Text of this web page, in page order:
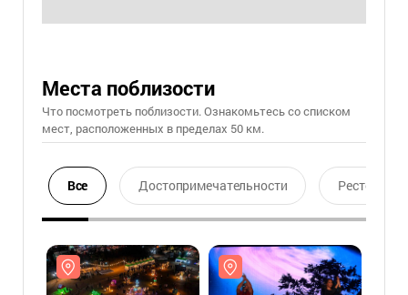
Места поблизости
Что посмотреть поблизости. Ознакомьтесь со списком
мест, расположенных в пределах 50 км.
Все Достопримечательности Ресторан